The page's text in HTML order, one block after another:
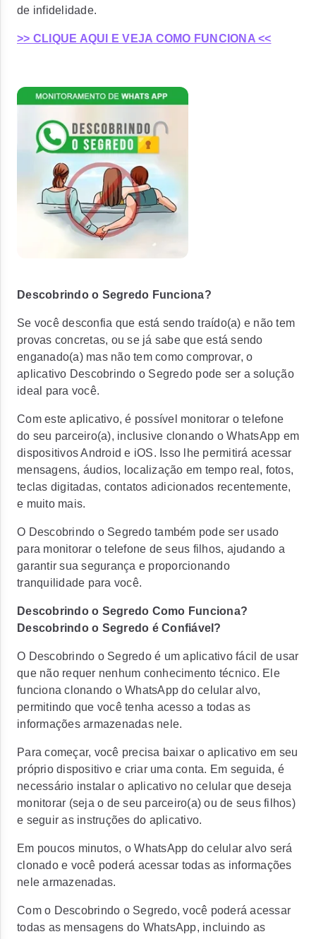
de infidelidade.
>> CLIQUE AQUI E VEJA COMO FUNCIONA <<
Descobrindo o Segredo Funciona?
Se você desconfia que está sendo traído(a) e não tem
provas concretas, ou se já sabe que está sendo
enganado(a) mas não tem como comprovar, o
aplicativo Descobrindo o Segredo pode ser a solução
ideal para você.
Com este aplicativo, é possível monitorar o telefone
do seu parceiro(a), inclusive clonando o WhatsApp em
dispositivos Android e iOS. Isso lhe permitirá acessar
mensagens, áudios, localização em tempo real, fotos,
teclas digitadas, contatos adicionados recentemente,
e muito mais.
O Descobrindo o Segredo também pode ser usado
para monitorar o telefone de seus filhos, ajudando a
garantir sua segurança e proporcionando
tranquilidade para você.
Descobrindo o Segredo Como Funciona?
Descobrindo o Segredo é Confiável?
O Descobrindo o Segredo é um aplicativo fácil de usar
que não requer nenhum conhecimento técnico. Ele
funciona clonando o WhatsApp do celular alvo,
permitindo que você tenha acesso a todas as
informações armazenadas nele.
Para começar, você precisa baixar o aplicativo em seu
próprio dispositivo e criar uma conta. Em seguida, é
necessário instalar o aplicativo no celular que deseja
monitorar (seja o de seu parceiro(a) ou de seus filhos)
e seguir as instruções do aplicativo.
Em poucos minutos, o WhatsApp do celular alvo será
clonado e você poderá acessar todas as informações
nele armazenadas.
Com o Descobrindo o Segredo, você poderá acessar
todas as mensagens do WhatsApp, incluindo as